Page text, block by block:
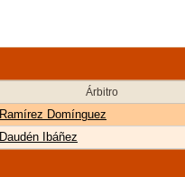
Árbitro
Ramírez Domínguez
Daudén Ibáñez